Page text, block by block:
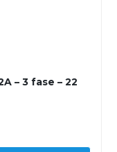
– 3 fase – 22